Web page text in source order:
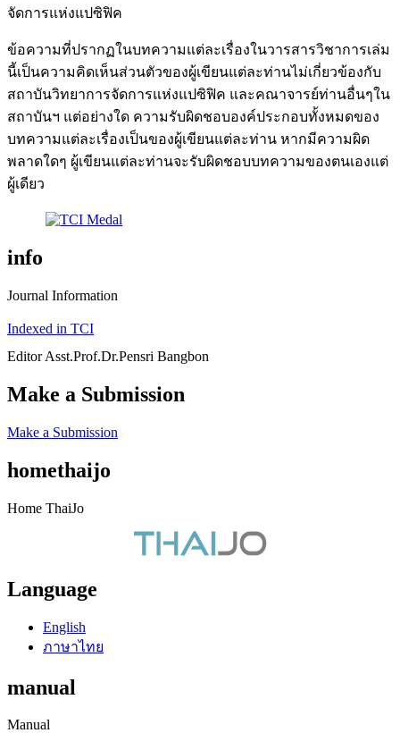
จัดการแห่งแปซิฟิค
ข้อความที่ปรากฏในบทความแต่ละเรื่องในวารสารวิชาการเล่ม
นี้เป็นความคิดเห็นส่วนตัวของผู้เขียนแต่ละท่านไม่เกี่ยวข้องกับ
สถาบันวิทยาการจัดการแห่งแปซิฟิค และคณาจารย์ท่านอื่นๆใน
สถาบันฯ แต่อย่างใด ความรับผิดชอบองค์ประกอบทั้งหมดของ
บทความแต่ละเรื่องเป็นของผู้เขียนแต่ละท่าน หากมีความผิด
พลาดใดๆ ผู้เขียนแต่ละท่านจะรับผิดชอบบทความของตนเองแต่
ผู้เดียว
info
Journal Information
Indexed in TCI
Editor Asst.Prof.Dr.Pensri Bangbon
Make a Submission
Make a Submission
homethaijo
Home ThaiJo
Language
English
ภาษาไทย
manual
Manual